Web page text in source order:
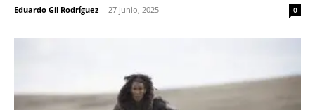
Eduardo Gil Rodríguez - 27 junio, 2025 0